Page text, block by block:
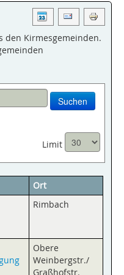
den Kirmesgemeinden.
Suchen
Limit
Ort
Rimbach
Obere
Weinbergstr./
Graßhofstr.